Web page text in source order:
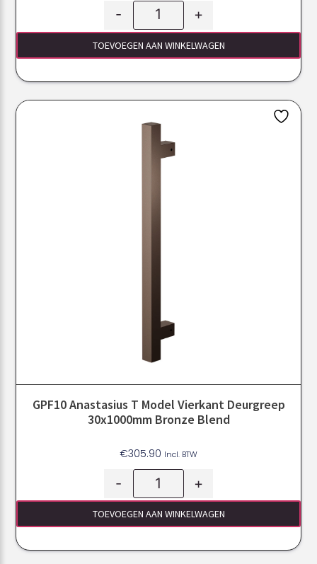
- +
TOEVOEGEN AAN WINKELWAGEN
GPF10 Anastasius T Model Vierkant Deurgreep
30x1000mm Bronze Blend
€305.90 Incl. BTW
- +
TOEVOEGEN AAN WINKELWAGEN